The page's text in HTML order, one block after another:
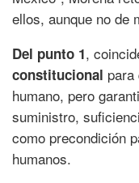
ellos, aunque no de
Del punto 1,
constitucional
humano, pero
suministro,
como precondición
humanos.